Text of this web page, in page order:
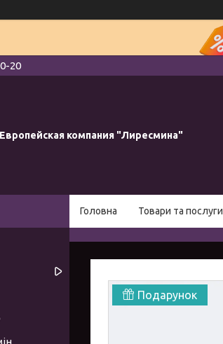
20
Европейская компания "Лиресмина"
Головна Товари та послуги
Подарунок